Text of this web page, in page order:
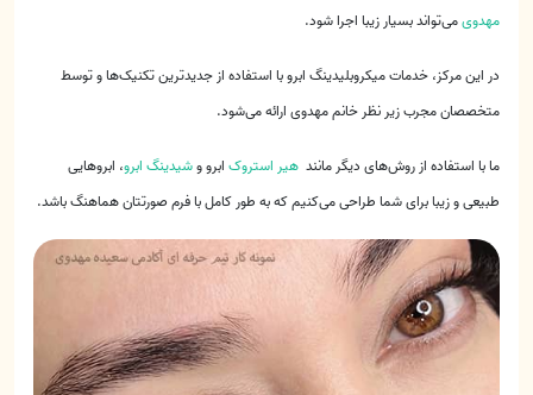
مهدویمی‌تواند بسیار زیبا اجرا شود.
در این مرکز، خدمات میکروبلیدینگ ابرو با استفاده از جدیدترین تکنیک‌ها و توسط
متخصصان مجرب زیر نظر خانم مهدوی ارائه می‌شود.
ما با استفاده از روش‌های دیگر مانند هیر استروک ابرو وشیدینگ ابرو، ابروهایی
طبیعی و زیبا برای شما طراحی می‌کنیم که به طور کامل با فرم صورتتان هماهنگ باشد.